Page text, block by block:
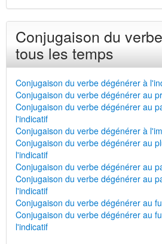
Conjugaison du
tous les temps
Conjugaison du verbe dégénérer à
Conjugaison du verbe dégénérer au
Conjugaison du verbe dégénérer au
l'indicatif
Conjugaison du verbe dégénérer à
Conjugaison du verbe dégénérer au
l'indicatif
Conjugaison du verbe dégénérer au
Conjugaison du verbe dégénérer au
l'indicatif
Conjugaison du verbe dégénérer au
Conjugaison du verbe dégénérer au
l'indicatif